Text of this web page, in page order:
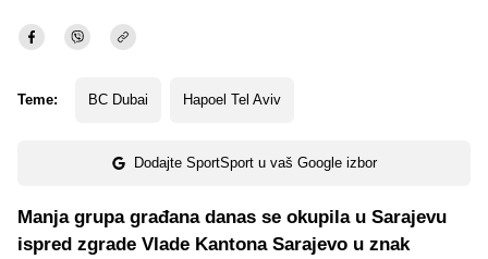
Teme: BC Dubai Hapoel Tel Aviv
Dodajte SportSport u vaš Google izbor
Manja grupa građana danas se okupila u Sarajevu
ispred zgrade Vlade Kantona Sarajevo u znak